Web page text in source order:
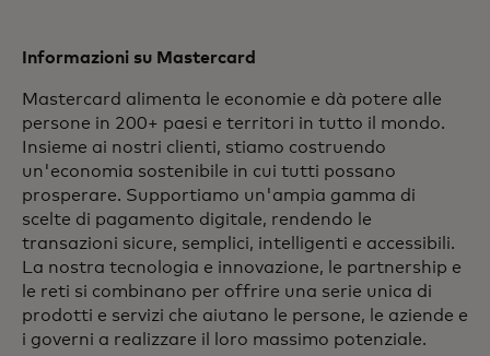
Informazioni su Mastercard
Mastercard alimenta le economie e dà potere alle
persone in 200+ paesi e territori in tutto il mondo.
Insieme ai nostri clienti, stiamo costruendo
un'economia sostenibile in cui tutti possano
prosperare. Supportiamo un'ampia gamma di
scelte di pagamento digitale, rendendo le
transazioni sicure, semplici, intelligenti e accessibili.
La nostra tecnologia e innovazione, le partnership e
le reti si combinano per offrire una serie unica di
prodotti e servizi che aiutano le persone, le aziende e
i governi a realizzare il loro massimo potenziale.